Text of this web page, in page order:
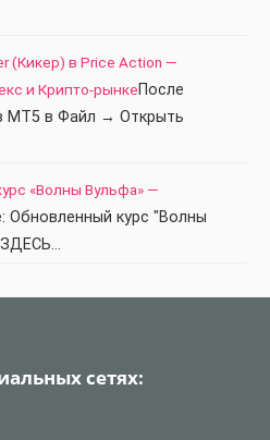
(Кикер) в Price Action —
и Крипто-рынкеПосле
МТ5 в Файл → Открыть
«Волны Вульфа» —
курс "Волны
ЗДЕСЬ…
сетях: